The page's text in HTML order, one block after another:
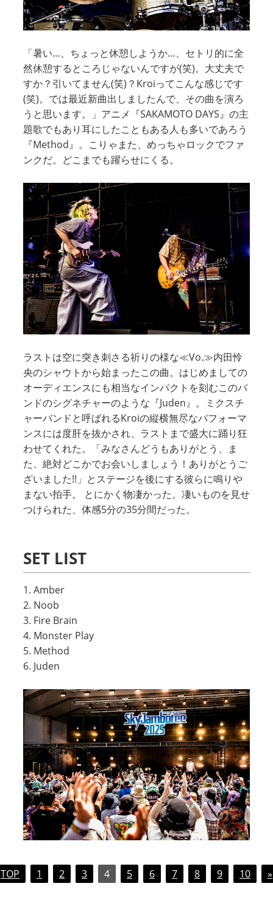
「暑い…、ちょっと休憩しようか…、セトリ的に全
然休憩するところじゃないんですが(笑)。大丈夫で
すか？引いてません(笑)？Kroiってこんな感じです
(笑)。では最近新曲出しましたんで、その曲を演ろ
うと思います。」アニメ『SAKAMOTO DAYS』の主
題歌でもあり耳にしたこともある人も多いであろう
『Method』。こりゃまた、めっちゃロックでファ
ンクだ。どこまでも躍らせにくる。
ラストは空に突き刺さる祈りの様な≪Vo.≫内田怜
央のシャウトから始まったこの曲。はじめましての
オーディエンスにも相当なインパクトを刻むこのバ
ンドのシグネチャーのような『Juden』。ミクスチ
ャーバンドと呼ばれるKroiの縦横無尽なパフォーマ
ンスには度肝を抜かされ、ラストまで盛大に踊り狂
わせてくれた。「みなさんどうもありがとう、ま
た、絶対どこかでお会いしましょう！ありがとうご
ざいました!!」とステージを後にする彼らに鳴りや
まない拍手。 とにかく物凄かった。凄いものを見せ
つけられた、体感5分の35分間だった。
SET LIST
1. Amber
2. Noob
3. Fire Brain
4. Monster Play
5. Method
6. Juden
TOP 1 2 3 4 5 6 7 8 9 10 »